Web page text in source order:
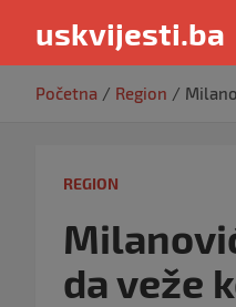
uskvijesti.ba
Početna Region
REGION
da veže